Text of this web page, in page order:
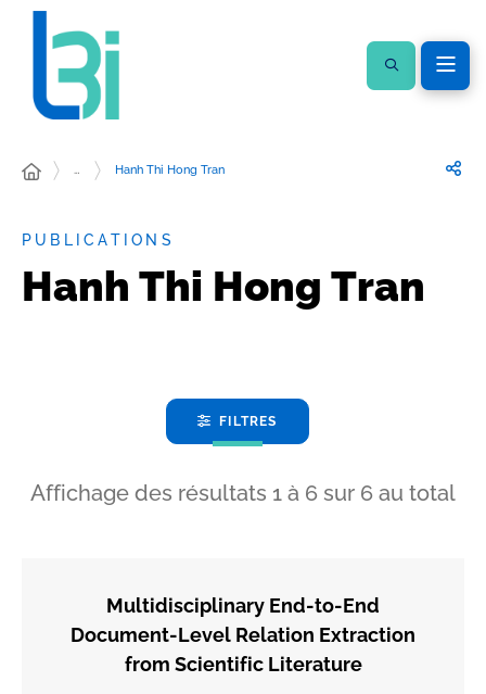
… Hanh Thi Hong Tran
PUBLICATIONS
Hanh Thi Hong Tran
FILTRES
Affichage des résultats 1 à 6 sur 6 au total
Multidisciplinary End-to-End
Document-Level Relation Extraction
from Scientific Literature